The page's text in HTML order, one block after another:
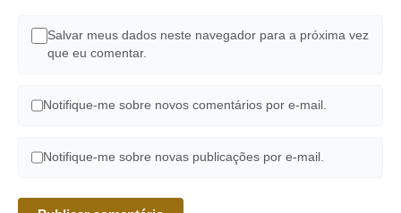
Salvar meus dados neste navegador para a próxima vez
que eu comentar.
Notifique-me sobre novos comentários por e-mail.
Notifique-me sobre novas publicações por e-mail.